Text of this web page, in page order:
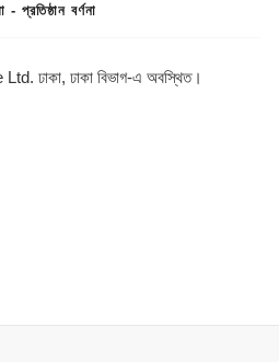
- প্রতিষ্ঠান বর্ণনা
ঢাকা, ঢাকা বিভাগ-এ অবস্থিত।